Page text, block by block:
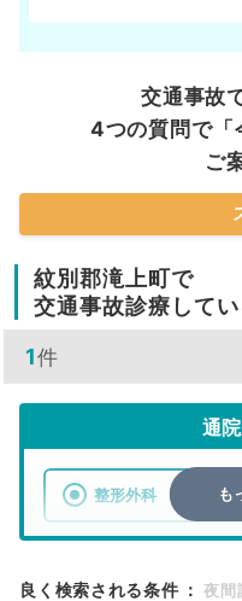
交通事故
4つの質問で「
ご
紋別郡滝上町で
交通事故診療して
1件
通
整形外科 も
良く検索される条件 ： 夜間